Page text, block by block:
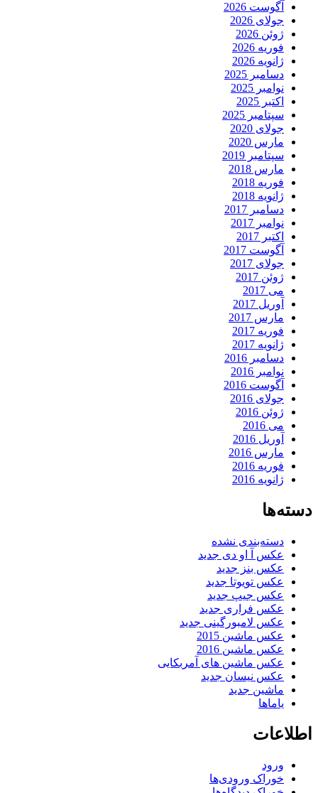
آگوست 2026
جولای 2026
ژوئن 2026
فوریه 2026
ژانویه 2026
دسامبر 2025
نوامبر 2025
اکتبر 2025
سپتامبر 2025
جولای 2020
مارس 2020
سپتامبر 2019
مارس 2018
فوریه 2018
ژانویه 2018
دسامبر 2017
نوامبر 2017
اکتبر 2017
آگوست 2017
جولای 2017
ژوئن 2017
می 2017
آوریل 2017
مارس 2017
فوریه 2017
ژانویه 2017
دسامبر 2016
نوامبر 2016
آگوست 2016
جولای 2016
ژوئن 2016
می 2016
آوریل 2016
مارس 2016
فوریه 2016
ژانویه 2016
دسته‌ها
دسته‌بندی نشده
عکس آ او دی جدید
عکس بنز جدید
عکس تویوتا جدید
عکس جیپ جدید
عکس فراری جدید
عکس لامبورگینی جدید
عکس ماشین 2015
عکس ماشین 2016
عکس ماشین های آمربکایی
عکس نیسان جدید
ماشین جدید
یاماها
اطلاعات
ورود
خوراک ورودی‌ها